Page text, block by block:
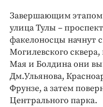
Завершающим этапом
улица Тулы –
факелоносцы начнут
Могилевского
Мая и Болдина они
Дм.Ульянова,
Фрунзе, а затем
Центрального парка.